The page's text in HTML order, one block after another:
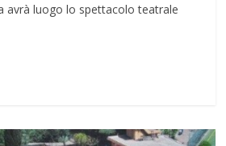
avrà luogo lo spettacolo teatrale